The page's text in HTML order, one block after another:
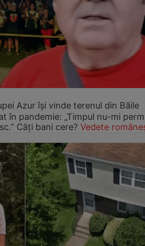
Azur își vinde terenul din Băile
în pandemie: „Timpul nu-mi
Câți bani cere? Vedete